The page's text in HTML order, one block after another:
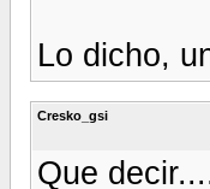
Lo dicho,
Cresko_gsi
Que